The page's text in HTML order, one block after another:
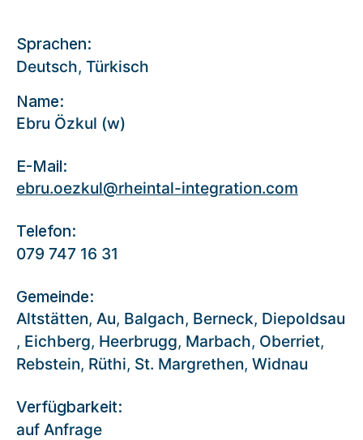
Sprachen:
Deutsch, Türkisch
Name:
Ebru Özkul (w)
E-Mail:
ebru.oezkul@rheintal-integration.com
Telefon:
079 747 16 31
Gemeinde:
Altstätten, Au, Balgach, Berneck, Diepoldsau
, Eichberg, Heerbrugg, Marbach, Oberriet,
Rebstein, Rüthi, St. Margrethen, Widnau
Verfügbarkeit:
auf Anfrage